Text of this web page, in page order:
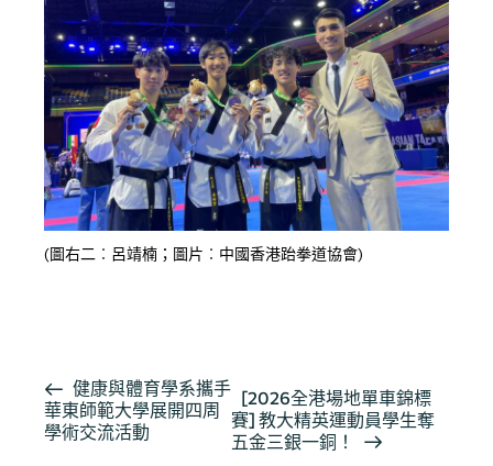
(圖右二︰呂靖楠；圖片︰中國香港跆拳道協會)
活
動
导
健康與體育學系攜手
華東師範大學展開四周
學術交流活動
[2026全港場地單車錦標
賽] 教大精英運動員學生奪
五金三銀一銅！